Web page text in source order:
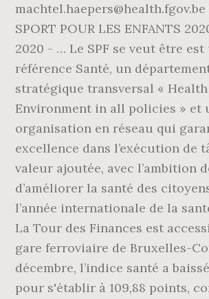
machtel.haepers@health.fgov.be
SPORT POUR LES ENFANTS
2020 - … Le SPF se veut être
référence Santé, un
stratégique transversal «
Environment in all policies » et
organisation en réseau qui
excellence dans l’exécution de
valeur ajoutée, avec l’ambition
d’améliorer la santé des
l’année internationale de la
La Tour des Finances est
gare ferroviaire de Bruxelles-
décembre, l’indice santé a
pour s'établir à 109,88 points,